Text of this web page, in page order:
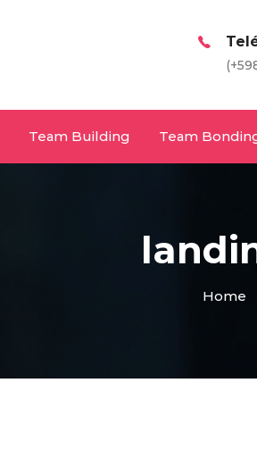
Team Building Team
Home